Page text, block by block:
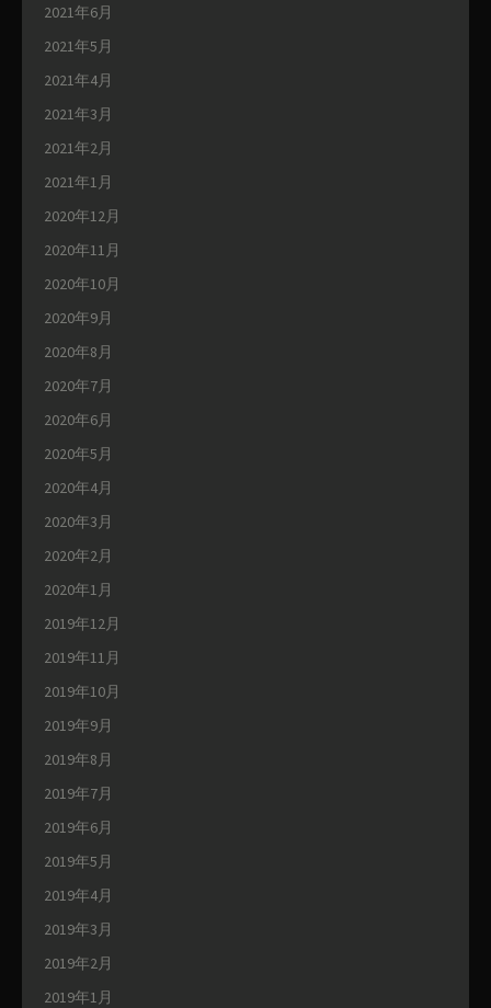
2021年6月
2021年5月
2021年4月
2021年3月
2021年2月
2021年1月
2020年12月
2020年11月
2020年10月
2020年9月
2020年8月
2020年7月
2020年6月
2020年5月
2020年4月
2020年3月
2020年2月
2020年1月
2019年12月
2019年11月
2019年10月
2019年9月
2019年8月
2019年7月
2019年6月
2019年5月
2019年4月
2019年3月
2019年2月
2019年1月